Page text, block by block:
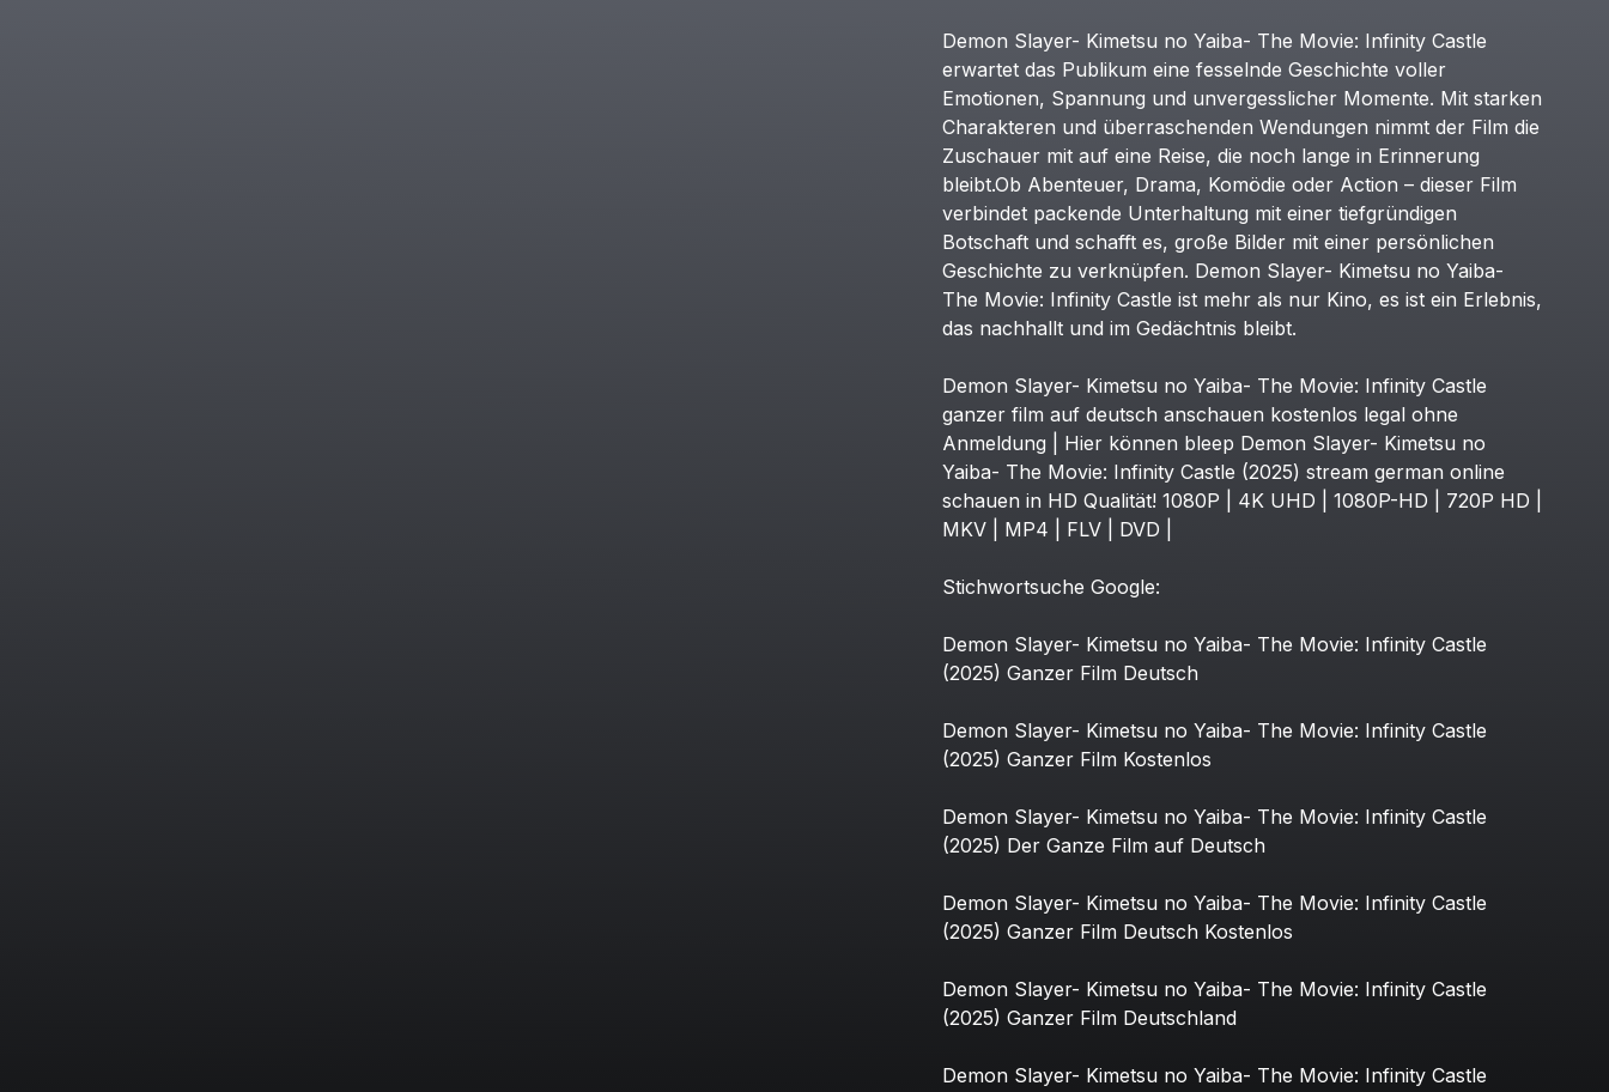
Demon Slayer- Kimetsu no Yaiba- The Movie: Infinity Castle
erwartet das Publikum eine fesselnde Geschichte voller
Emotionen, Spannung und unvergesslicher Momente. Mit starken
Charakteren und überraschenden Wendungen nimmt der Film die
Zuschauer mit auf eine Reise, die noch lange in Erinnerung
bleibt.Ob Abenteuer, Drama, Komödie oder Action – dieser Film
verbindet packende Unterhaltung mit einer tiefgründigen
Botschaft und schafft es, große Bilder mit einer persönlichen
Geschichte zu verknüpfen. Demon Slayer- Kimetsu no Yaiba-
The Movie: Infinity Castle ist mehr als nur Kino, es ist ein Erlebnis,
das nachhallt und im Gedächtnis bleibt.
Demon Slayer- Kimetsu no Yaiba- The Movie: Infinity Castle
ganzer film auf deutsch anschauen kostenlos legal ohne
Anmeldung
Hier können bleep Demon Slayer- Kimetsu no
Yaiba- The Movie: Infinity Castle (2025) stream german online
schauen in HD Qualität! 1080P 4K UHD 1080P-HD 720P HD
MKV
MP4 FLV DVD
Stichwortsuche Google:
Demon Slayer- Kimetsu no Yaiba- The Movie: Infinity Castle
(2025) Ganzer Film Deutsch
Demon Slayer- Kimetsu no Yaiba- The Movie: Infinity Castle
(2025) Ganzer Film Kostenlos
Demon Slayer- Kimetsu no Yaiba- The Movie: Infinity Castle
(2025) Der Ganze Film auf Deutsch
Demon Slayer- Kimetsu no Yaiba- The Movie: Infinity Castle
(2025) Ganzer Film Deutsch Kostenlos
Demon Slayer- Kimetsu no Yaiba- The Movie: Infinity Castle
(2025) Ganzer Film Deutschland
Demon Slayer- Kimetsu no Yaiba- The Movie: Infinity Castle